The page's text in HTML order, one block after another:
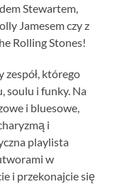
Stewartem,
Jamesem czy z
Rolling Stones!
zespół, którego
soulu i funky. Na
i bluesowe,
i
playlista
w
i przekonajcie się